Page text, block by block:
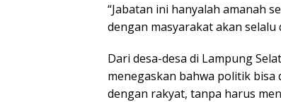
“Jabatan ini hanyalah amanah
dengan masyarakat akan selalu
Dari desa-desa di Lampung
menegaskan bahwa politik
dengan rakyat, tanpa harus